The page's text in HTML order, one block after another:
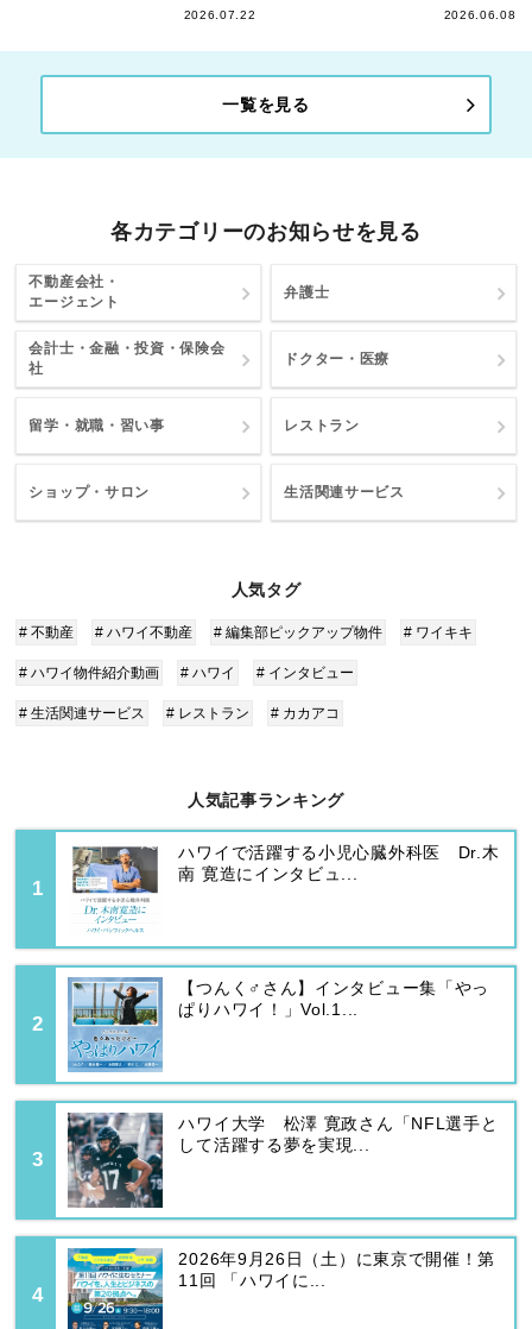
2026.07.22 2026.06.08
一覧を見る
各カテゴリーのお知らせを見る
不動産会社・
エージェント
弁護士
会計士・金融・投資・保険会
社
ドクター・医療
留学・就職・習い事 レストラン
ショップ・サロン 生活関連サービス
人気タグ
# 不動産 # ハワイ不動産 # 編集部ピックアップ物件 # ワイキキ
# ハワイ物件紹介動画 # ハワイ # インタビュー
# 生活関連サービス # レストラン # カカアコ
人気記事ランキング
ハワイで活躍する小児心臓外科医 Dr.木
南 寛造にインタビュ...
【つんく♂さん】インタビュー集「やっ
ぱりハワイ！」Vol.1...
ハワイ大学 松澤 寛政さん「NFL選手と
して活躍する夢を実現...
2026年9月26日（土）に東京で開催！第
11回 「ハワイに...